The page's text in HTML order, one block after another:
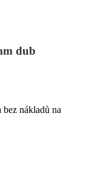
dub
nákladů na